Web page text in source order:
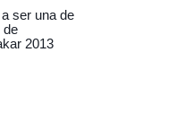
ser una de
de
2013